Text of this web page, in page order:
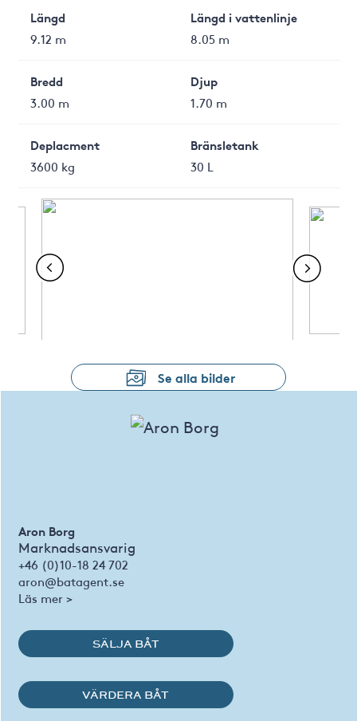
Längd
9.12 m
Längd i vattenlinje
8.05 m
Bredd
3.00 m
Djup
1.70 m
Deplacment
3600 kg
Bränsletank
30 L
Se alla bilder
Aron Borg
Marknadsansvarig
+46 (0)10-18 24 702
aron@batagent.se
Läs mer >
SÄLJA BÅT
VÄRDERA BÅT